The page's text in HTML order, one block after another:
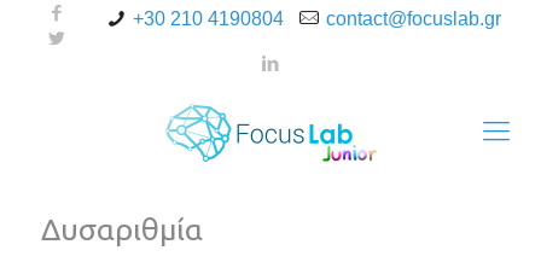
+30 210 4190804 contact@focuslab.gr
Δυσαριθμία